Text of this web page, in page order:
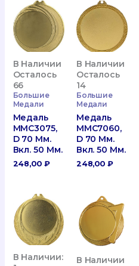
В Наличии
Осталось
66
Большие
Медали
Медаль
MMC3075,
D 70 Мм.
Вкл. 50 Мм.
248,00 ₽
В Наличии
Осталось
14
Большие
Медали
Медаль
MMC7060,
D 70 Мм.
Вкл. 50 Мм.
248,00₽
В Наличии:
В Наличии